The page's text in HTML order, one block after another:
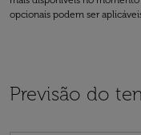
opcionais podem ser
Previsão do